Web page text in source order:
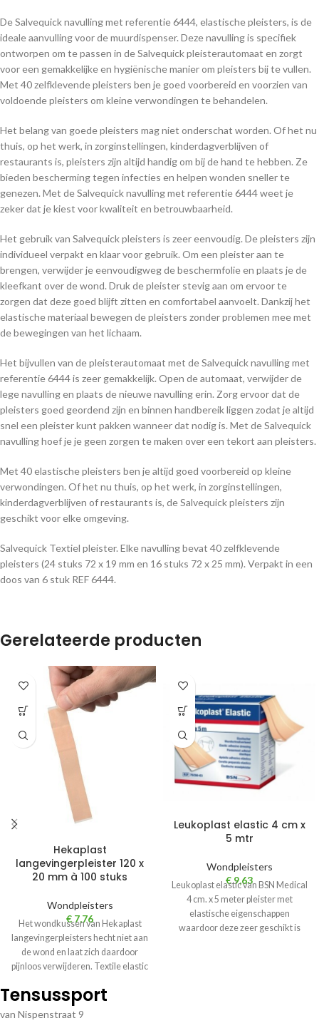
De Salvequick navulling met referentie 6444, elastische pleisters, is de
ideale aanvulling voor de muurdispenser. Deze navulling is specifiek
ontworpen om te passen in de Salvequick pleisterautomaat en zorgt
voor een gemakkelijke en hygiënische manier om pleisters bij te vullen.
Met 40 zelfklevende pleisters ben je goed voorbereid en voorzien van
voldoende pleisters om kleine verwondingen te behandelen.
Het belang van goede pleisters mag niet onderschat worden. Of het nu
thuis, op het werk, in zorginstellingen, kinderdagverblijven of
restaurants is, pleisters zijn altijd handig om bij de hand te hebben. Ze
bieden bescherming tegen infecties en helpen wonden sneller te
genezen. Met de Salvequick navulling met referentie 6444 weet je
zeker dat je kiest voor kwaliteit en betrouwbaarheid.
Het gebruik van Salvequick pleisters is zeer eenvoudig. De pleisters zijn
individueel verpakt en klaar voor gebruik. Om een pleister aan te
brengen, verwijder je eenvoudigweg de beschermfolie en plaats je de
kleefkant over de wond. Druk de pleister stevig aan om ervoor te
zorgen dat deze goed blijft zitten en comfortabel aanvoelt. Dankzij het
elastische materiaal bewegen de pleisters zonder problemen mee met
de bewegingen van het lichaam.
Het bijvullen van de pleisterautomaat met de Salvequick navulling met
referentie 6444 is zeer gemakkelijk. Open de automaat, verwijder de
lege navulling en plaats de nieuwe navulling erin. Zorg ervoor dat de
pleisters goed geordend zijn en binnen handbereik liggen zodat je altijd
snel een pleister kunt pakken wanneer dat nodig is. Met de Salvequick
navulling hoef je je geen zorgen te maken over een tekort aan pleisters.
Met 40 elastische pleisters ben je altijd goed voorbereid op kleine
verwondingen. Of het nu thuis, op het werk, in zorginstellingen,
kinderdagverblijven of restaurants is, de Salvequick pleisters zijn
geschikt voor elke omgeving.
Salvequick Textiel pleister. Elke navulling bevat 40 zelfklevende
pleisters (24 stuks 72 x 19 mm en 16 stuks 72 x 25 mm). Verpakt in een
doos van 6 stuk REF 6444.
Gerelateerde producten
Hekaplast
langevingerpleister 120 x
20 mm à 100 stuks
Wondpleisters
€ 7,76
Het wondkussen van Hekaplast
langevingerpleisters hecht niet aan
de wond en laat zich daardoor
pijnloos verwijderen. Textile elastic
Leukoplast elastic 4 cm x
5 mtr
Wondpleisters
€9,63
Leukoplast elastic van BSN Medical
4 cm. x 5 meter pleister met
elastische eigenschappen
waardoor deze zeer geschikt is
Tensussport
van Nispenstraat 9